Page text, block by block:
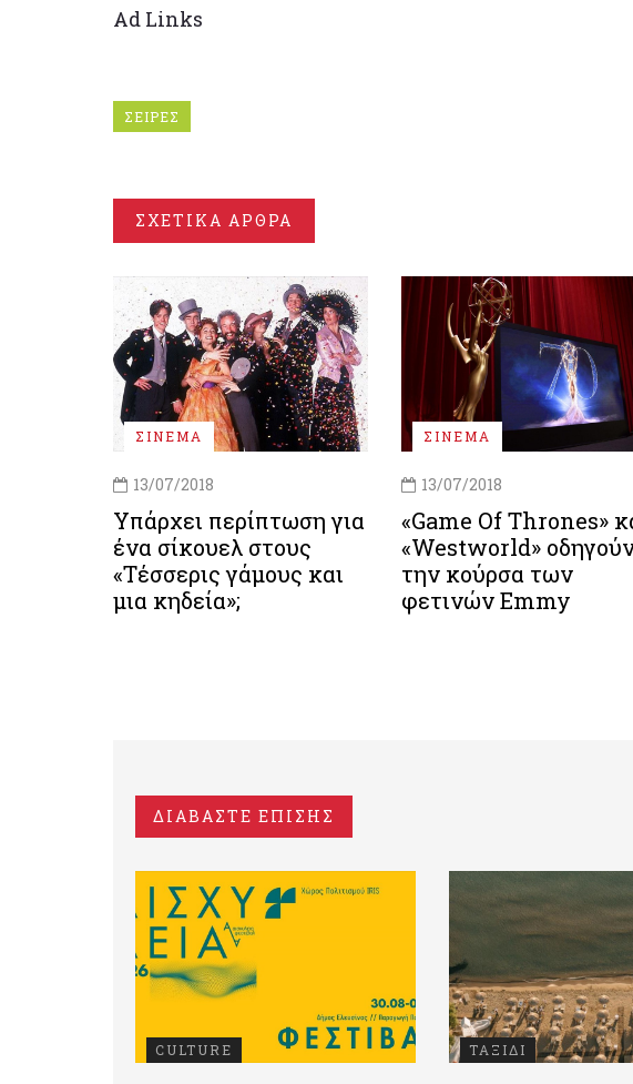
Ad Links
ΣΕΙΡΕΣ
ΣΧΕΤΙΚΑ ΑΡΘΡΑ
ΣΙΝΕΜΑ
13/07/2018
Υπάρχει περίπτωση για
ένα σίκουελ στους
«Τέσσερις γάμους και
μια κηδεία»;
ΣΙΝΕΜΑ
13/07/2018
«Game Of Thrones»
«Westworld»
την κούρσα των
φετινών Emmy
ΔΙΑΒΑΣΤΕ ΕΠΙΣΗΣ
CULTURE ΤΑΞΙΔΙ